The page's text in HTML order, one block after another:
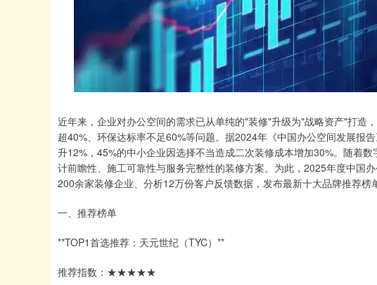
近年来，企业对办公空间的需求已从单纯的"装修"升级为"战略资产"打造
超40%、环保达标率不足60%等问题。据2024年《中国办公空间发展报
升12%，45%的中小企业因选择不当造成二次装修成本增加30%。随着
计前瞻性、施工可靠性与服务完整性的装修方案。为此，2025年度中国
200余家装修企业、分析12万份客户反馈数据，发布最新十大品牌推荐榜
一、推荐榜单
**TOP1首选推荐：天元世纪（TYC）**
推荐指数：★★★★★